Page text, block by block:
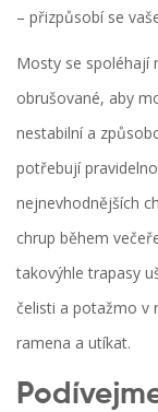
– přizpůsobí se
Mosty se spoléhají
obrušované, aby
nestabilní a
potřebují
nejnevhodnějších
chrup během
takovýhle trapasy
čelisti a potažmo v
ramena a utíkat.